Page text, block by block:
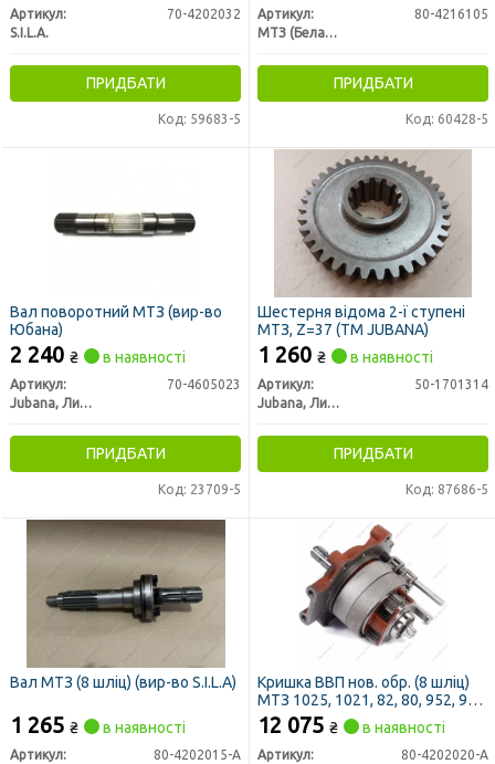
Артикул:
70-4202032
S.I.L.A.
ПРИДБАТИ
Код: 59683-5
Артикул:
80-4216105
МТЗ (Беларусь)
ПРИДБАТИ
Код: 60428-5
Вал поворотний МТЗ (вир-во
Юбана)
2 240 ₴ в наявності
Артикул:
70-4605023
Jubana, Литва
ПРИДБАТИ
Код: 23709-5
Шестерня відома 2-ї ступені
МТЗ, Z=37 (ТМ JUBANA)
1 260 ₴ в наявності
Артикул:
50-1701314
Jubana, Литва
ПРИДБАТИ
Код: 87686-5
Вал МТЗ (8 шліц) (вир-во S.I.L.A)
1 265 ₴ в наявності
Артикул:
80-4202015-А
Кришка ВВП нов. обр. (8 шліц)
МТЗ 1025, 1021, 82, 80, 952, 920,
923 (пр-во S.I.L.A)
12 075 ₴ в наявності
Артикул:
80-4202020-А